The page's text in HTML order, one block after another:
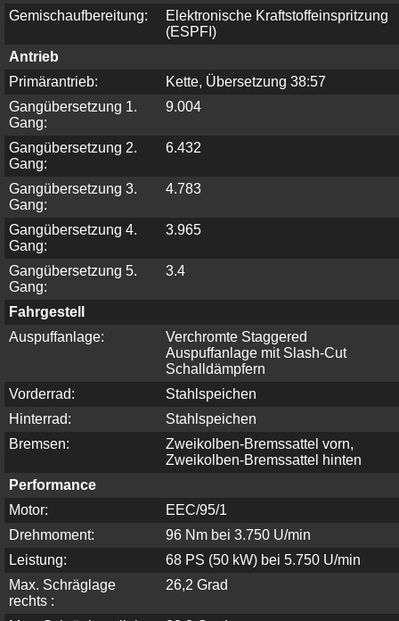
Gemischaufbereitung:
Elektronische Kraftstoffeinspritzung
(ESPFI)
Antrieb
Primärantrieb:
Kette, Übersetzung 38:57
Gangübersetzung 1.
Gang:
9.004
Gangübersetzung 2.
Gang:
6.432
Gangübersetzung 3.
Gang:
4.783
Gangübersetzung 4.
Gang:
3.965
Gangübersetzung 5.
Gang:
3.4
Fahrgestell
Auspuffanlage:
Verchromte Staggered
Auspuffanlage mit Slash-Cut
Schalldämpfern
Vorderrad:
Stahlspeichen
Hinterrad:
Stahlspeichen
Bremsen:
Zweikolben-Bremssattel vorn,
Zweikolben-Bremssattel hinten
Performance
Motor:
EEC/95/1
Drehmoment:
96 Nm bei 3.750 U/min
Leistung:
68 PS (50 kW) bei 5.750 U/min
Max. Schräglage
rechts :
26,2 Grad